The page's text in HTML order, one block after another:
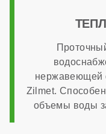
нержавеющей
Zilmet.
объемы воды